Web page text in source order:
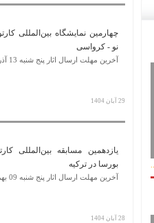
چهارمین نمایشگاه بین‌المللی
نو - کرواسی
آخرین مهلت ارسال اثار پنج شنبه 13 آذر 1404
29 آبان 1404
بورسا در ترکیه
آخرین مهلت ارسال اثار پنج شنبه 09 بهمن 1404
28 آبان 1404